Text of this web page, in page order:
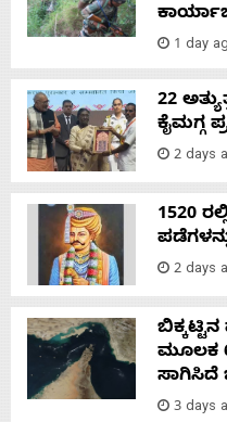
1 day
22
ಕೈಮಗ್ಗ
2 days
1520
2 days
ಮೂಲಕ
ಸಾಗಿಸಿದೆ
3 days